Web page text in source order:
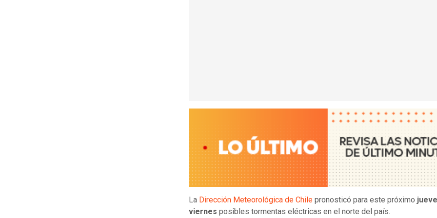
La Dirección Meteorológica de Chile pronosticó para este próximo
viernes posibles tormentas eléctricas en el norte del país.